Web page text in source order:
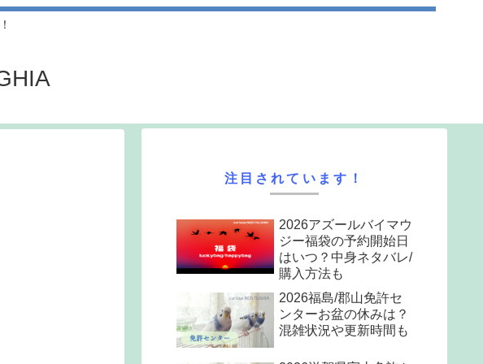
注目されています！
2026アズールバイマウ
ジー福袋の予約開始日
はいつ？中身ネタバレ/
購入方法も
2026福島/郡山免許セ
ンターお盆の休みは？
混雑状況や更新時間も